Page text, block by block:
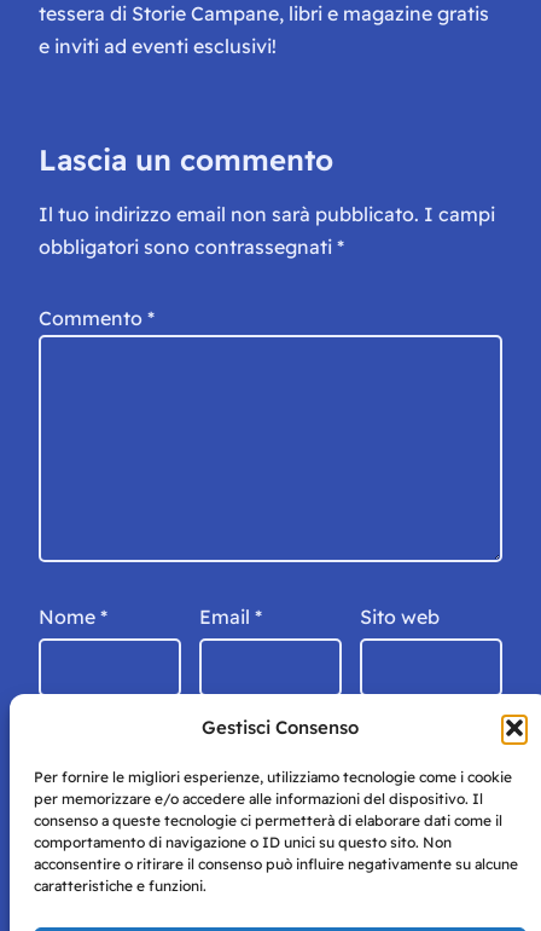
Gestisci Consenso
Per fornire le migliori esperienze, utilizziamo tecnologie come i cookie
per memorizzare e/o accedere alle informazioni del dispositivo. Il
consenso a queste tecnologie ci permetterà di elaborare dati come il
comportamento di navigazione o ID unici su questo sito. Non
acconsentire o ritirare il consenso può influire negativamente su alcune
caratteristiche e funzioni.
tessera di Storie Campane, libri e magazine gratis
e inviti ad eventi esclusivi!
Lascia un commento
Il tuo indirizzo email non sarà pubblicato. I campi
obbligatori sono contrassegnati *
Commento *
Nome * Email * Sito web